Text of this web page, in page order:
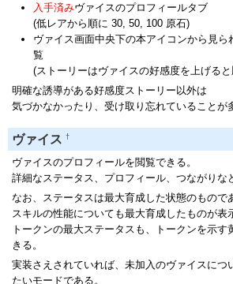
入手済みヴァイスのプロフィールタブ
(低レアから順に 30, 50, 100 原石)
ヴァイス画面中央下の本アイコンから見ら
覧
(ストーリーはヴァイスの好感度を上げる
明確な誘導がある好感度ストーリー以外は
気づかなかったり、受け取り忘れていることが
ヴァイス †
ヴァイスのプロフィールを閲覧できる。
詳細なステータス、プロフィール、つながりな
なお、ステータスは最大育成した状態のもので
スキルの性能についても最大育成したものが表
トークンの最大ステータスも、トークンを示す
きる。
実装さえされていれば、未加入のヴァイスにつ
たいモードである。